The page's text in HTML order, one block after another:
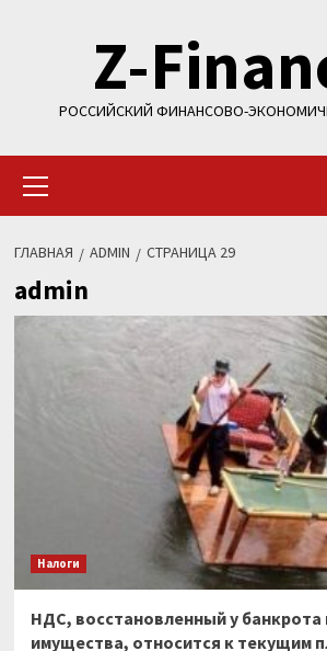
содержимомуZ-
РОССИЙСКИЙ ФИНАНСОВО-
меню
ГЛАВНАЯ ADMIN СТРАНИЦА 29
admin
Налоги
НДС, восстановленный у
имущества, относится к текущим